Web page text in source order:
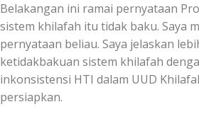
Belakangan ini ramai pernyataan
sistem khilafah itu tidak baku. Saya
pernyataan beliau. Saya jelaskan
ketidakbakuan sistem khilafah
inkonsistensi HTI dalam UUD
persiapkan.